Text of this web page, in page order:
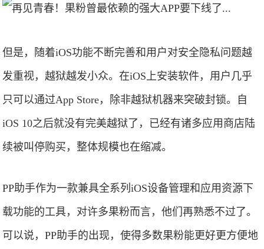
但是，随着iOS功能不断完善和用户对安全隐私问题越
发重视，越狱越发小众。在iOS上安装软件，用户几乎
只可以通过App Store，除非越狱机器来突破封锁。自
iOS 10之后就没有完美越狱了，已经有诸多应用商店陆
续被叫停购买，整体规模也在缩减。
PP助手作为一款兼具全系列iOS设备管理和应用资源下
载功能的工具，对许多果粉而言，他们再熟悉不过了。
可以说，PP助手的出现，使得多数果粉能更好更方便地